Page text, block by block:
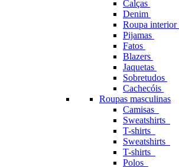
Calças
Denim
Roupa interior
Pijamas
Fatos
Blazers
Jaquetas
Sobretudos
Cachecóis
Roupas masculinas
Camisas
Sweatshirts
T-shirts
Sweatshirts
T-shirts
Polos